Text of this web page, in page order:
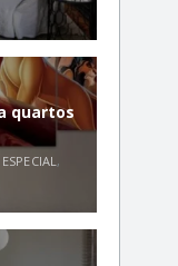
quartos
,